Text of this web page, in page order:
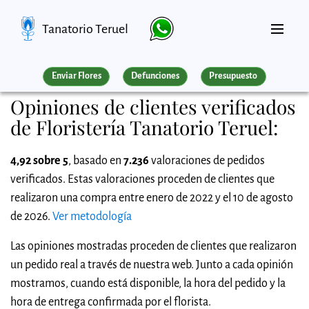
Tanatorio Teruel
Enviar Flores Defunciones Presupuesto
Opiniones de clientes verificados
de Floristería Tanatorio Teruel:
4,92 sobre 5, basado en 7.236 valoraciones de pedidos
verificados. Estas valoraciones proceden de clientes que
realizaron una compra entre enero de 2022 y el 10 de agosto
de 2026. Ver metodología
Las opiniones mostradas proceden de clientes que realizaron
un pedido real a través de nuestra web. Junto a cada opinión
mostramos, cuando está disponible, la hora del pedido y la
hora de entrega confirmada por el florista.